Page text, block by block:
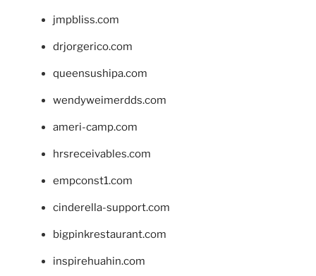
jmpbliss.com
drjorgerico.com
queensushipa.com
wendyweimerdds.com
ameri-camp.com
hrsreceivables.com
empconst1.com
cinderella-support.com
bigpinkrestaurant.com
inspirehuahin.com